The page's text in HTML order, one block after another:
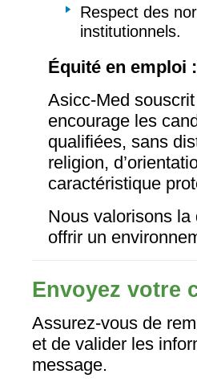
Respect des
institutionnels.
Équité en emploi :
Asicc-Med
encourage les
qualifiées, sans
religion,
caractéristique
Nous valorisons
offrir un
Envoyez votre
Assurez-vous de
et de valider les
message.